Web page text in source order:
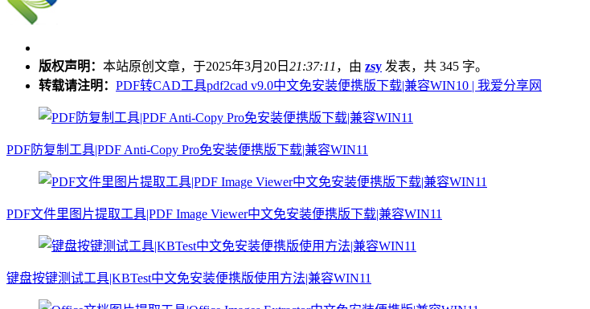
版权声明： 本站原创文章，于2025年3月20日 21:37:11 ，由 zsy 发表，共 345 字。
转载请注明： PDF转CAD工具pdf2cad v9.0中文免安装便携版下载|兼容WIN10 | 我爱分享网
PDF防复制工具|PDF Anti-Copy Pro免安装便携版下载|兼容WIN11
PDF文件里图片提取工具|PDF Image Viewer中文免安装便携版下载|兼容WIN11
键盘按键测试工具|KBTest中文免安装便携版使用方法|兼容WIN11